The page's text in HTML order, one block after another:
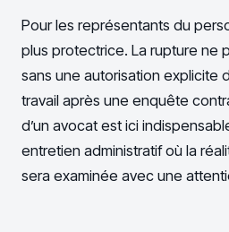
Pour les représentants du
plus protectrice. La rupture ne
sans une autorisation explicite
travail après une enquête
d’un avocat est ici
entretien administratif où la
sera examinée avec une